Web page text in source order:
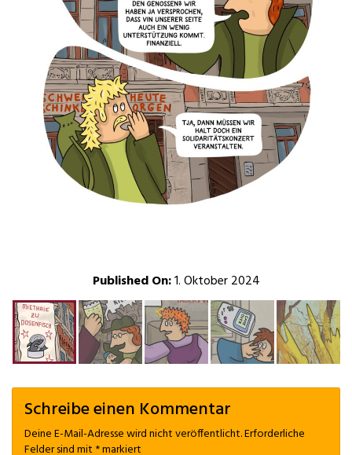
Published On:1. Oktober 2024
Schreibe einen Kommentar
Deine E-Mail-Adresse wird nicht veröffentlicht.Erforderliche
Felder sind mit *markiert